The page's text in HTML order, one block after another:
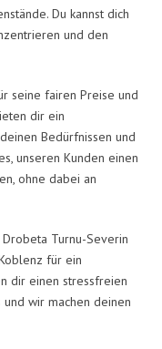
Du kannst dich
und den
seine fairen Preise und
dir ein
Bedürfnissen und
unseren Kunden einen
ohne dabei an
Turnu-Severin
für ein
dir einen stressfreien
wir machen deinen